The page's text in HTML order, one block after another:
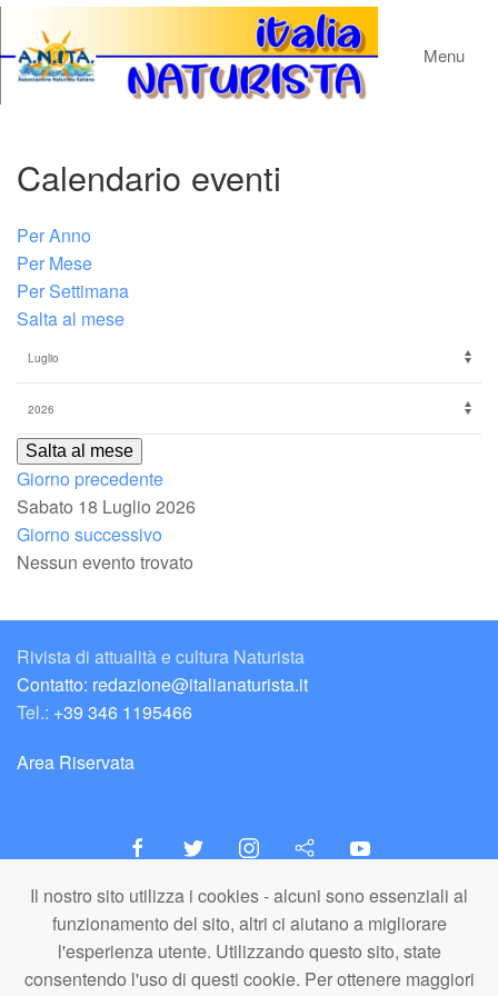
Il nostro sito utilizza i cookies - alcuni sono essenziali al
funzionamento del sito, altri ci aiutano a migliorare
l'esperienza utente. Utilizzando questo sito, state
consentendo l'uso di questi cookie. Per ottenere maggiori
Menu
Calendario eventi
Per Anno
Per Mese
Per Settimana
Salta al mese
Salta al mese
Giorno precedente
Sabato 18 Luglio 2026
Giorno successivo
Nessun evento trovato
Rivista di attualità e cultura Naturista
Contatto: redazione@italianaturista.it
Tel.: +39 346 1195466
Area Riservata
italiaNATURISTA
Editore e Redazione
A.N.ITA. Associazione Naturista Italiana (APS)
C.F. 80203710159